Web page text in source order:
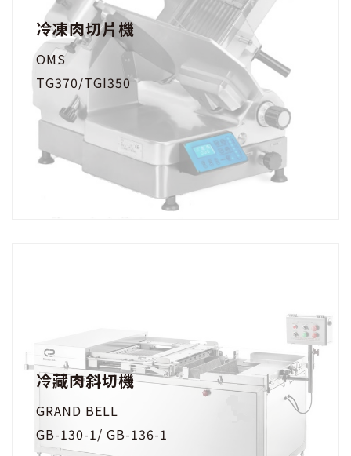
冷凍肉切片機
OMS
TG370/TGI350
冷藏肉斜切機
GRAND BELL
GB-130-1/ GB-136-1